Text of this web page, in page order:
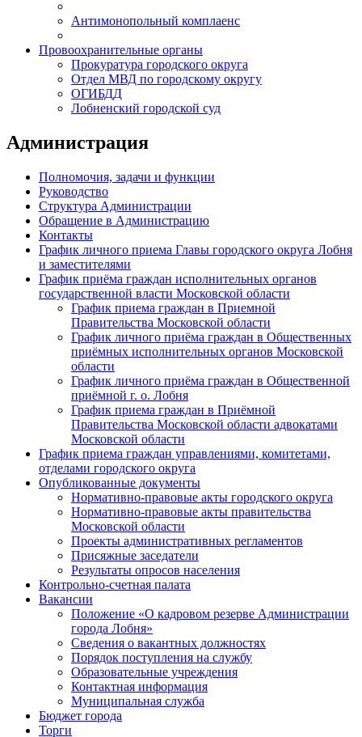
Антимонопольный комплаенс
Провоохранительные органы
Прокуратура городского округа
Отдел МВД по городскому округу
ОГИБДД
Лобненский городской суд
Администрация
Полномочия, задачи и функции
Руководство
Структура Администрации
Обращение в Администрацию
Контакты
График личного приема Главы городского округа Лобня
и заместителями
График приёма граждан исполнительных органов
государственной власти Московской области
График приема граждан в Приемной
Правительства Московской области
График личного приёма граждан в Общественных
приёмных исполнительных органов Московской
области
График личного приёма граждан в Общественной
приёмной г. о. Лобня
График приема граждан в Приёмной
Правительства Московской области адвокатами
Московской области
График приема граждан управлениями, комитетами,
отделами городского округа
Опубликованные документы
Нормативно-правовые акты городского округа
Нормативно-правовые акты правительства
Московской области
Проекты административных регламентов
Присяжные заседатели
Результаты опросов населения
Контрольно-счетная палата
Вакансии
Положение «О кадровом резерве Администрации
города Лобня»
Сведения о вакантных должностях
Порядок поступления на службу
Образовательные учреждения
Контактная информация
Муниципальная служба
Бюджет города
Торги